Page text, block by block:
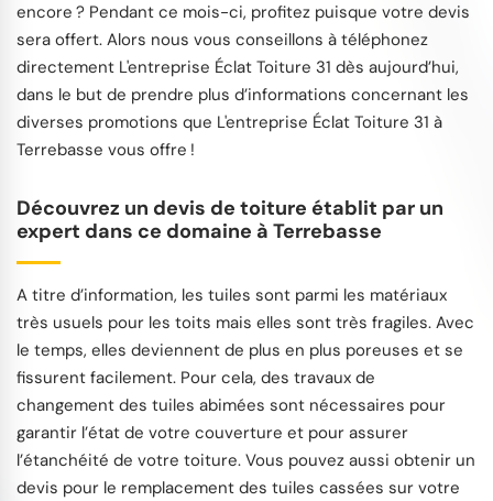
encore ? Pendant ce mois-ci, profitez puisque votre devis
sera offert. Alors nous vous conseillons à téléphonez
directement L'entreprise Éclat Toiture 31 dès aujourd’hui,
dans le but de prendre plus d’informations concernant les
diverses promotions que L'entreprise Éclat Toiture 31 à
Terrebasse vous offre !
Découvrez un devis de toiture établit par un
expert dans ce domaine à Terrebasse
A titre d’information, les tuiles sont parmi les matériaux
très usuels pour les toits mais elles sont très fragiles. Avec
le temps, elles deviennent de plus en plus poreuses et se
fissurent facilement. Pour cela, des travaux de
changement des tuiles abimées sont nécessaires pour
garantir l’état de votre couverture et pour assurer
l’étanchéité de votre toiture. Vous pouvez aussi obtenir un
devis pour le remplacement des tuiles cassées sur votre